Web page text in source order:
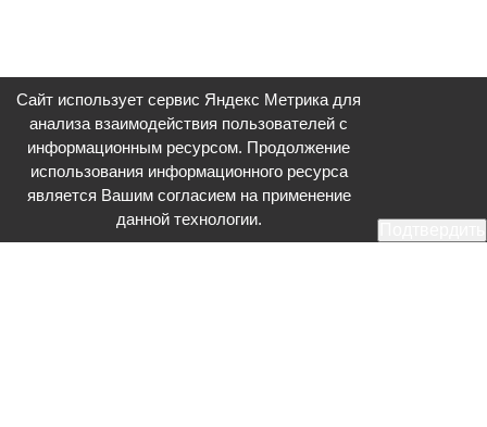
Сайт использует сервис Яндекс Метрика для
анализа взаимодействия пользователей с
информационным ресурсом. Продолжение
использования информационного ресурса
является Вашим согласием на применение
данной технологии.